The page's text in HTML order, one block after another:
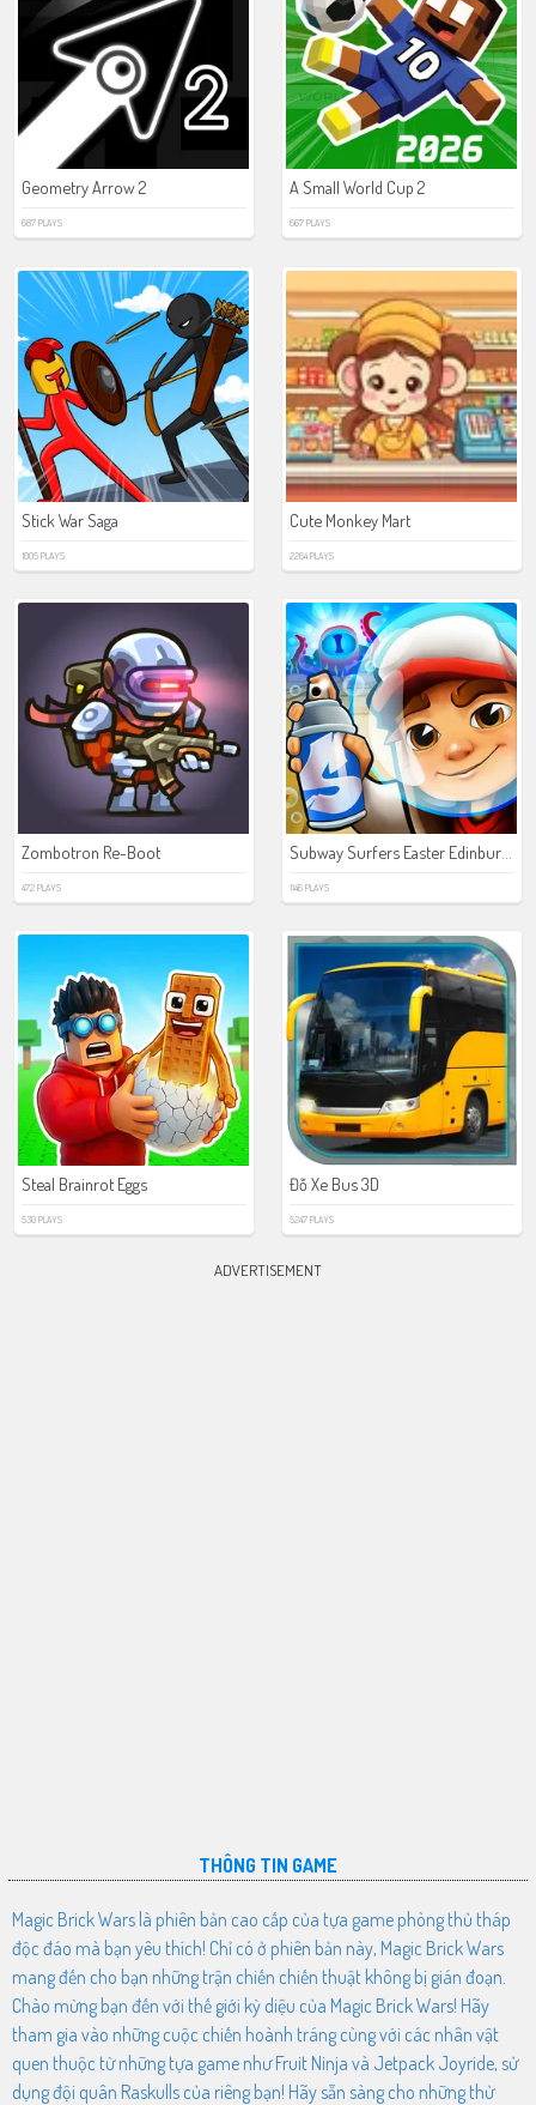
Geometry Arrow 2
687 PLAYS
A Small World Cup 2
667 PLAYS
Stick War Saga
1005 PLAYS
Cute Monkey Mart
2264 PLAYS
Zombotron Re-Boot
472 PLAYS
Subway Surfers Easter Edinburgh
1146 PLAYS
Steal Brainrot Eggs
530 PLAYS
Đỗ Xe Bus 3D
5247 PLAYS
ADVERTISEMENT
THÔNG TIN GAME
Magic Brick Wars là phiên bản cao cấp của tựa game phòng thủ tháp
độc đáo mà bạn yêu thích! Chỉ có ở phiên bản này, Magic Brick Wars
mang đến cho bạn những trận chiến chiến thuật không bị gián đoạn.
Chào mừng bạn đến với thế giới kỳ diệu của Magic Brick Wars! Hãy
tham gia vào những cuộc chiến hoành tráng cùng với các nhân vật
quen thuộc từ những tựa game như Fruit Ninja và Jetpack Joyride, sử
dụng đội quân Raskulls của riêng bạn! Hãy sẵn sàng cho những thử